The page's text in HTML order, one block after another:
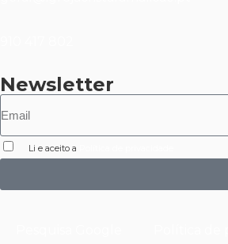
Newsletter
Li e aceito a